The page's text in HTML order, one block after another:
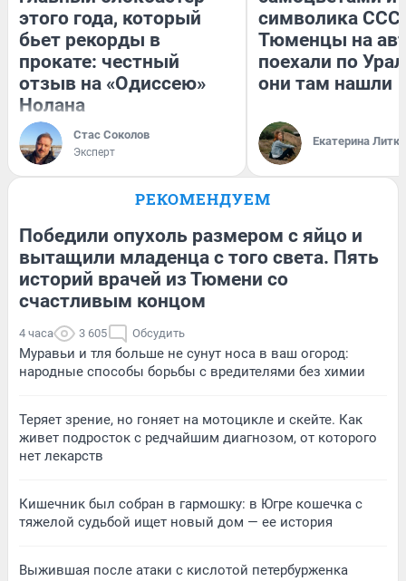
этого года, который
бьет рекорды в
прокате: честный
отзыв на «Одиссею»
Нолана
Стас Соколов
Эксперт
символика
Тюменцы на
поехали по
они там нашли
Екатерина
РЕКОМЕНДУЕМ
Победили опухоль размером с яйцо и
вытащили младенца с того света. Пять
историй врачей из Тюмени со
счастливым концом
4 часа 3 605 Обсудить
Муравьи и тля больше не сунут носа в ваш огород:
народные способы борьбы с вредителями без химии
Теряет зрение, но гоняет на мотоцикле и скейте. Как
живет подросток с редчайшим диагнозом, от которого
нет лекарств
Кишечник был собран в гармошку: в Югре кошечка с
тяжелой судьбой ищет новый дом — ее история
Выжившая после атаки с кислотой петербурженка